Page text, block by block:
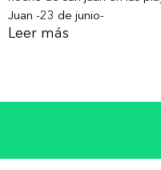
Juan -23 de junio-
Leer más